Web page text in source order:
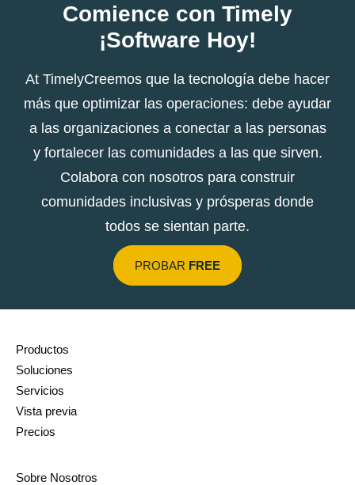
Comience con Timely
¡Software Hoy!
At TimelyCreemos que la tecnología debe hacer
más que optimizar las operaciones: debe ayudar
a las organizaciones a conectar a las personas
y fortalecer las comunidades a las que sirven.
Colabora con nosotros para construir
comunidades inclusivas y prósperas donde
todos se sientan parte.
PROBAR FREE
Productos
Soluciones
Servicios
Vista previa
Precios
Sobre Nosotros